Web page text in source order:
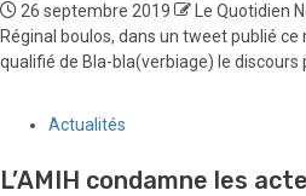
26 septembre 2019
Le Quotidien
Réginal boulos, dans un tweet publié
qualifié de Bla-bla(verbiage) le discours
Actualités
L’AMIH condamne les